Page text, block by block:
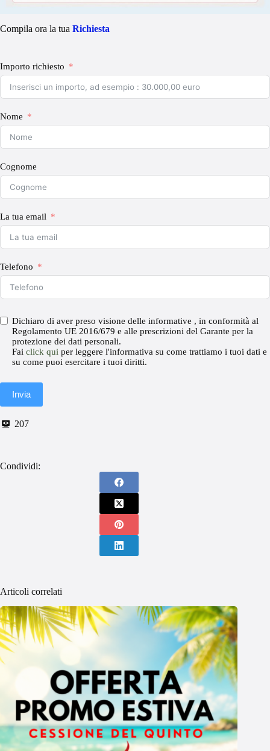
Compila ora la tua Richiesta
Importo richiesto
Nome
Cognome
La tua email
Telefono
Dichiaro di aver preso visione delle informative , in conformità al
Regolamento UE 2016/679 e alle prescrizioni del Garante per la
protezione dei dati personali.
Fai click qui per leggere l'informativa su come trattiamo i tuoi dati e
su come puoi esercitare i tuoi diritti.
Invia
207
Condividi:
Articoli correlati